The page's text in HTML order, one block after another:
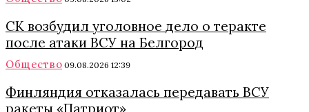
СК возбудил уголовное дело о теракте
после атаки ВСУ на Белгород
Общество 09.08.2026 12:39
Финляндия отказалась передавать ВСУ
ракеты «Патриот»